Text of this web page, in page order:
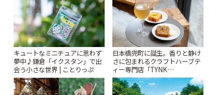
キュートなミニチュアに思わず
夢中♪鎌倉「イクスタン」で出
会う小さな世界 | ことりっぷ
日本橋兜町に誕生。香りと静け
さに包まれるクラフトハーブテ
ィー専門店「TYNK
Kabutocho」 | ことりっぷ